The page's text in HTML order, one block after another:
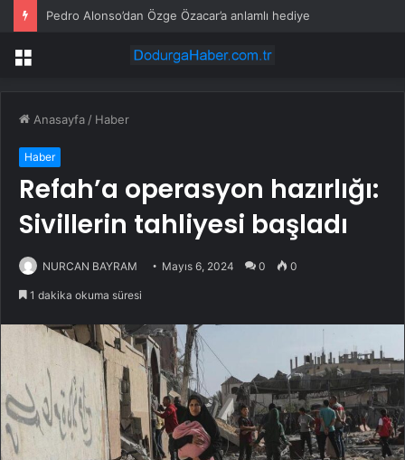
Pedro Alonso’dan Özge Özacar’a anlamlı hediye
Menü
Anasayfa / Haber
Haber
Refah’a operasyon hazırlığı:
Sivillerin tahliyesi başladı
NURCAN BAYRAM Mayıs 6, 2024 0 0
1 dakika okuma süresi